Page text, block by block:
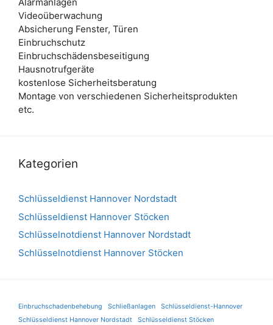
Videoüberwachung
Absicherung Fenster, Türen
Einbruchschutz
Einbruchschädensbeseitigung
Hausnotrufgeräte
kostenlose Sicherheitsberatung
Montage von verschiedenen Sicherheitsprodukten
etc.
Kategorien
Schlüsseldienst Hannover Nordstadt
Schlüsseldienst Hannover Stöcken
Schlüsselnotdienst Hannover Nordstadt
Schlüsselnotdienst Hannover Stöcken
Einbruchschadenbehebung Schließanlagen
Schlüsseldienst-Hannover
Schlüsseldienst Hannover Nordstadt
Schlüsseldienst Stöcken